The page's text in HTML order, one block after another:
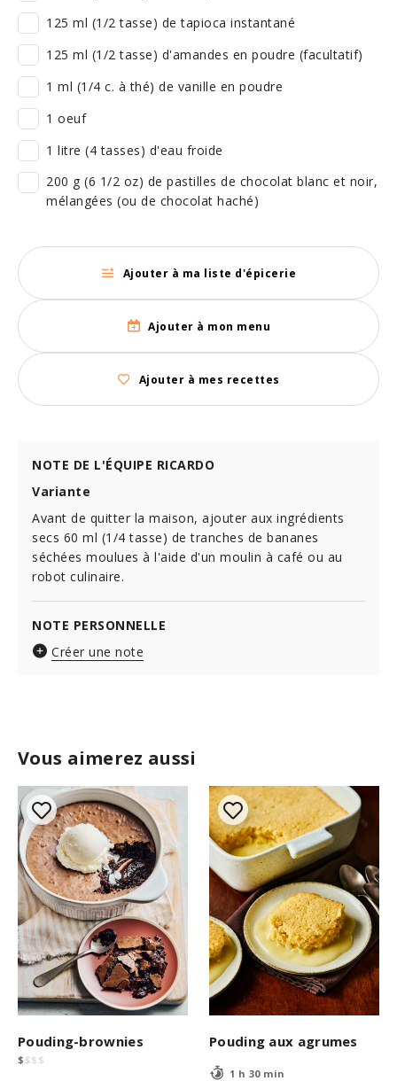
Vous aimerez aussi
Pouding-brownies
$ $$ $
Pouding aux agrumes
1 h 30 min
125 ml (1/2 tasse) de tapioca instantané
125 ml (1/2 tasse) d'amandes en poudre (facultatif)
1 ml (1/4 c. à thé) de vanille en poudre
1 oeuf
1 litre (4 tasses) d'eau froide
200 g (6 1/2 oz) de pastilles de chocolat blanc et noir,
mélangées (ou de chocolat haché)
Ajouter à ma liste d'épicerie
Ajouter à mon menu
Ajouter à mes recettes
NOTE DE L'ÉQUIPE RICARDO
Variante
Avant de quitter la maison, ajouter aux ingrédients
secs 60 ml (1/4 tasse) de tranches de bananes
séchées moulues à l'aide d'un moulin à café ou au
robot culinaire.
NOTE PERSONNELLE
Créer une note